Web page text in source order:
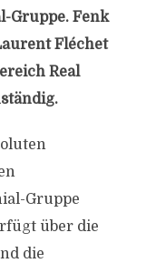
Gruppe. Fenk
Fléchet
Real
Gruppe
über die
die